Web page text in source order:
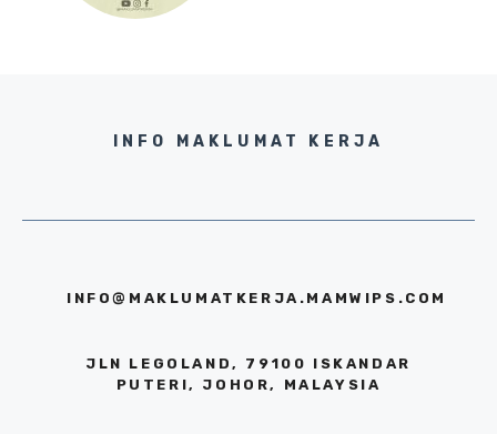
INFO MAKLUMAT KERJA
INFO@MAKLUMATKERJA.MAMWIPS.COM
JLN LEGOLAND, 79100 ISKANDAR
PUTERI, JOHOR, MALAYSIA